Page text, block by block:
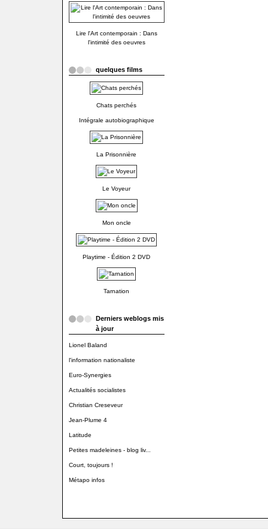
Lire l'Art contemporain : Dans
l'intimité des oeuvres
quelques films
Chats perchés
Intégrale autobiographique
La Prisonnière
Le Voyeur
Mon oncle
Playtime - Édition 2 DVD
Tarnation
Derniers weblogs mis
à jour
Lionel Baland
l'information nationaliste
Euro-Synergies
Actualités socialistes
Christian Creseveur
Jean-Plume 4
Latitude
Petites madeleines - blog liv...
Court, toujours !
Métapo infos